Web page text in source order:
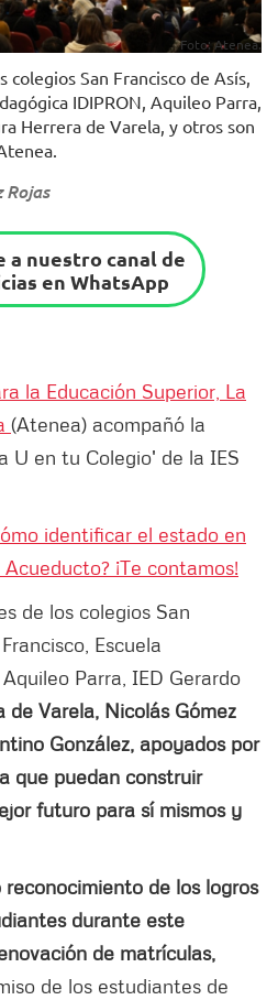
Foto: Atenea.
colegios San Francisco de Asís,
IDIPRON, Aquileo Parra,
Herrera de Varela, y otros son
Rojas
a nuestro canal de
en WhatsApp
la Educación Superior, La
(Atenea) acompañó la
U en tu Colegio' de la IES
identificar el estado en
¡Te contamos!
de los colegios San
Escuela
Parra, IED Gerardo
de Varela, Nicolás Gómez
González, apoyados por
que puedan construir
futuro para sí mismos y
de los logros
durante este
de matrículas,
de los estudiantes de